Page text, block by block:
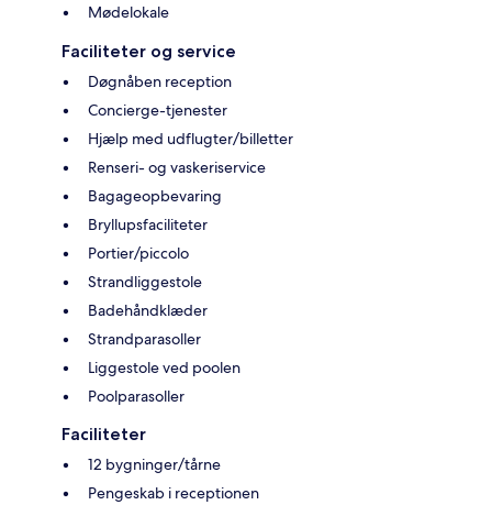
Mødelokale
Faciliteter og service
Døgnåben reception
Concierge-tjenester
Hjælp med udflugter/billetter
Renseri- og vaskeriservice
Bagageopbevaring
Bryllupsfaciliteter
Portier/piccolo
Strandliggestole
Badehåndklæder
Strandparasoller
Liggestole ved poolen
Poolparasoller
Faciliteter
12 bygninger/tårne
Pengeskab i receptionen